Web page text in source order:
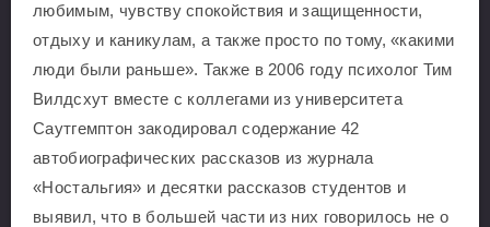
любимым, чувству спокойствия и защищенности,
отдыху и каникулам, а также просто по тому, «какими
люди были раньше». Также в 2006 году психолог Тим
Вилдсхут вместе с коллегами из университета
Саутгемптон закодировал содержание 42
автобиографических рассказов из журнала
«Ностальгия» и десятки рассказов студентов и
выявил, что в большей части из них говорилось не о